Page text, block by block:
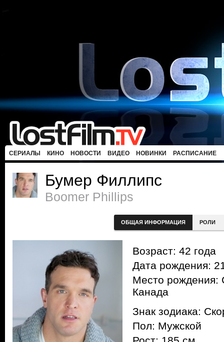
СЕРИАЛЫ КИНО НОВОСТИ ВИДЕО НОВИНКИ РАСПИСАНИЕ
Бумер Филлипс
Boomer Phillips
ОБЩАЯ ИНФОРМАЦИЯ РОЛИ
Возраст: 42 года
Дата рождения:
Место
Канада
Знак зодиака:
Пол: Мужской